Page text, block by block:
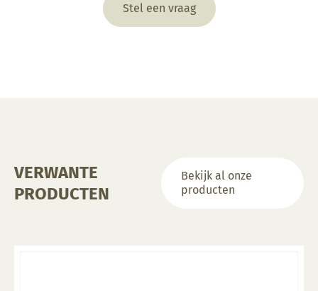
Stel een vraag
VERWANTE
PRODUCTEN
Bekijk al onze
producten